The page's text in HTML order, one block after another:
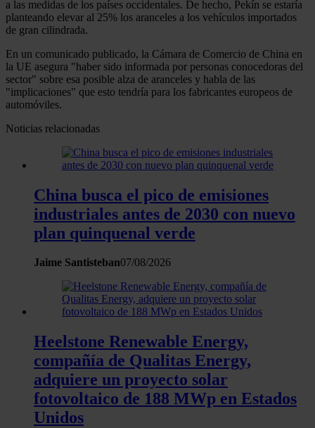
a las medidas de los países occidentales. De hecho, Pekín se estaría
planteando elevar al 25% los aranceles a los vehículos importados
de gran cilindrada.
En un comunicado publicado, la Cámara de Comercio de China en
la UE asegura "haber sido informada por personas conocedoras del
sector" sobre esa posible alza de aranceles y habla de las
"implicaciones" que esto tendría para los fabricantes europeos de
automóviles.
Noticias relacionadas
China busca el pico de emisiones
industriales antes de 2030 con nuevo
plan quinquenal verde
Jaime Santisteban07/08/2026
Heelstone Renewable Energy,
compañía de Qualitas Energy,
adquiere un proyecto solar
fotovoltaico de 188 MWp en Estados
Unidos